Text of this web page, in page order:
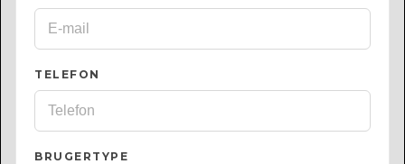
TELEFON
BRUGERTYPE